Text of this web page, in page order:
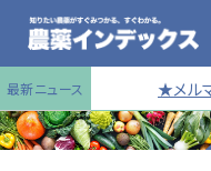
最新ニュース ★メル